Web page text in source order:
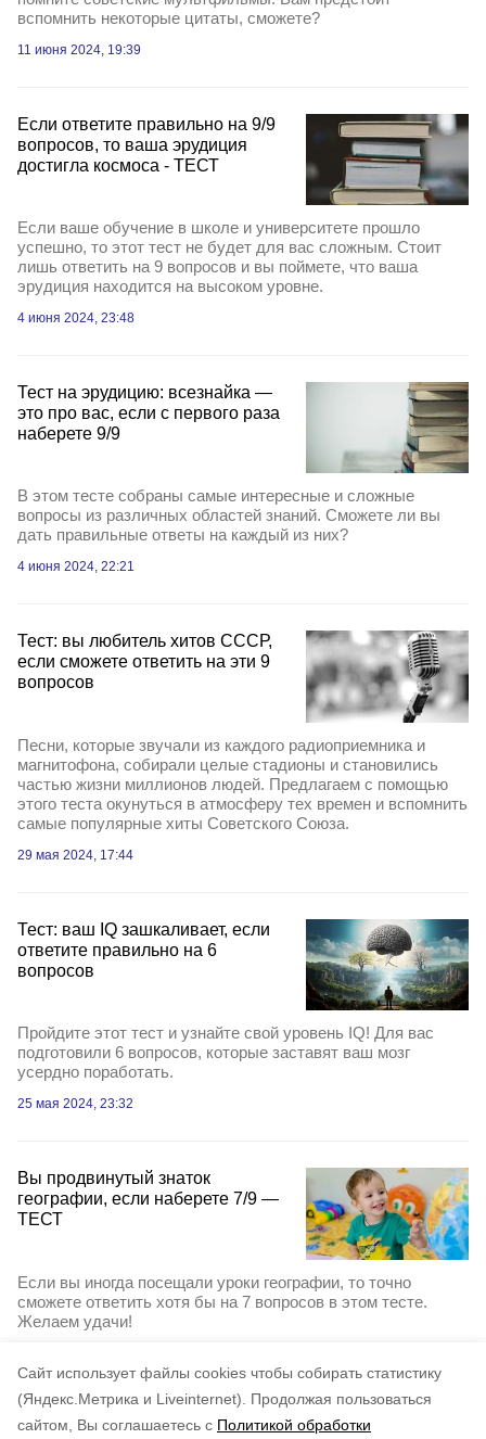
Cайт использует файлы cookies чтобы собирать статистику
(Яндекс.Метрика и Liveinternet).
Продолжая пользоваться
сайтом, Вы соглашаетесь с Политикой обработки
вспомнить некоторые цитаты, сможете?
11 июня 2024, 19:39
Если ответите правильно на 9/9
вопросов, то ваша эрудиция
достигла космоса - ТЕСТ
Если ваше обучение в школе и университете прошло
успешно, то этот тест не будет для вас сложным. Стоит
лишь ответить на 9 вопросов и вы поймете, что ваша
эрудиция находится на высоком уровне.
4 июня 2024, 23:48
Тест на эрудицию: всезнайка —
это про вас, если с первого раза
наберете 9/9
В этом тесте собраны самые интересные и сложные
вопросы из различных областей знаний. Сможете ли вы
дать правильные ответы на каждый из них?
4 июня 2024, 22:21
Тест: вы любитель хитов СССР,
если сможете ответить на эти 9
вопросов
Песни, которые звучали из каждого радиоприемника и
магнитофона, собирали целые стадионы и становились
частью жизни миллионов людей. Предлагаем с помощью
этого теста окунуться в атмосферу тех времен и вспомнить
самые популярные хиты Советского Союза.
29 мая 2024, 17:44
Тест: ваш IQ зашкаливает, если
ответите правильно на 6
вопросов
Пройдите этот тест и узнайте свой уровень IQ! Для вас
подготовили 6 вопросов, которые заставят ваш мозг
усердно поработать.
25 мая 2024, 23:32
Вы продвинутый знаток
географии, если наберете 7/9 —
ТЕСТ
Если вы иногда посещали уроки географии, то точно
сможете ответить хотя бы на 7 вопросов в этом тесте.
Желаем удачи!